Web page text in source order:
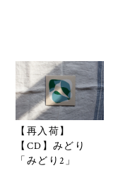
【再入荷】
【CD】みどり
「みどり2」